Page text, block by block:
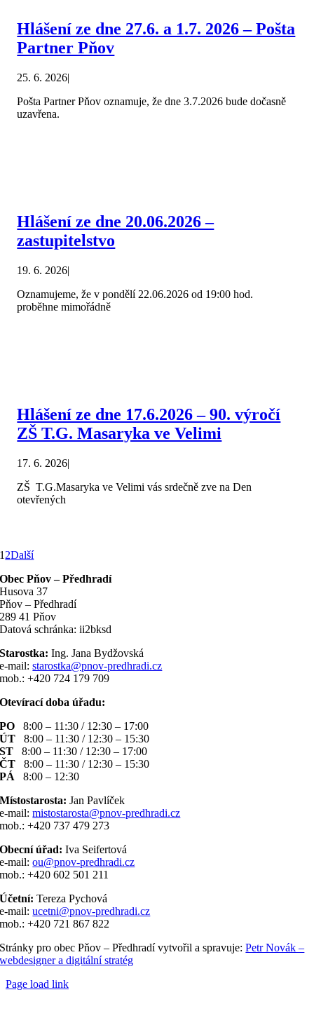
Hlášení ze dne 27.6. a 1.7. 2026 – Pošta
Partner Pňov
25. 6. 2026|
Pošta Partner Pňov oznamuje, že dne 3.7.2026 bude dočasně
uzavřena.
Hlášení ze dne 20.06.2026 –
zastupitelstvo
19. 6. 2026|
Oznamujeme, že v pondělí 22.06.2026 od 19:00 hod.
proběhne mimořádně
Hlášení ze dne 17.6.2026 – 90. výročí
ZŠ T.G. Masaryka ve Velimi
17. 6. 2026|
ZŠ T.G.Masaryka ve Velimi vás srdečně zve na Den
otevřených
1 2Další
Obec Pňov – Předhradí
Husova 37
Pňov – Předhradí
289 41 Pňov
Datová schránka: ii2bksd
Starostka: Ing. Jana Bydžovská
e-mail:starostka@pnov-predhradi.cz
mob.: +420 724 179 709
Otevírací doba úřadu:
PO
8:00 – 11:30 / 12:30 – 17:00
ÚT
8:00 – 11:30 / 12:30 – 15:30
ST
8:00 – 11:30 / 12:30 – 17:00
ČT
8:00 – 11:30 / 12:30 – 15:30
PÁ
8:00 – 12:30
Místostarosta: Jan Pavlíček
e-mail:mistostarosta@pnov-predhradi.cz
mob.: +420 737 479 273
Obecní úřad: Iva Seifertová
e-mail:ou@pnov-predhradi.cz
mob.: +420 602 501 211
Účetní: Tereza Pychová
e-mail:ucetni@pnov-predhradi.cz
mob.: +420 721 867 822
Stránky pro obec Pňov – Předhradí vytvořil a spravuje:Petr Novák –
webdesigner a digitální stratég
Page load link